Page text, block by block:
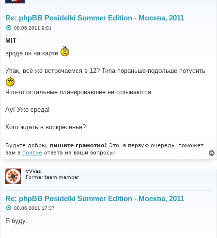
Re: phpBB Posidelki Summer Edition - Москва, 2011
С
о
б
е
е
08.06.2011 9:01
MIT
вроде он на карте
Итак, всё же встречаемся в 12? Типа пораньше-подольше потусить
Что-то остальные планировавшие не отзываются.
Ау! Уже среда!
Кого ждать в воскресенье?
Будьте добры, пишите грамотно! Это, в первую очередь, поможет
вам в поиске ответа на ваши вопросы!
VVVas
Former team member
Re: phpBB Posidelki Summer Edition - Москва, 2011
С
о
б
08.06.2011 17:37
Я буду.